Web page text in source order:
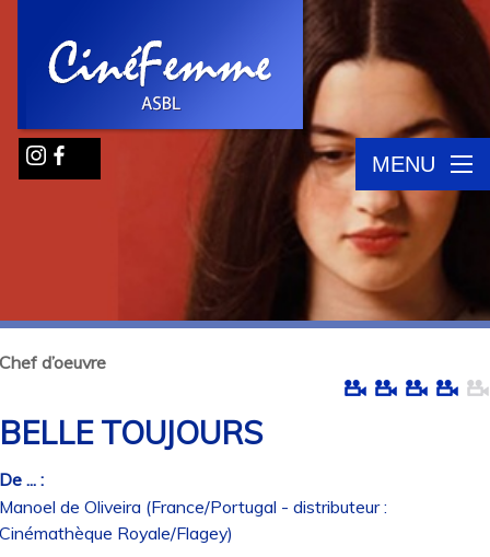
MENU
d’oeuvre
TOUJOURS
... :
de Oliveira (France/Portugal - distributeur :
Royale/Flagey)